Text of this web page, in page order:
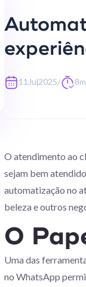
11 Jul,2025/ 8
O atendimento ao
sejam bem
automatização no
beleza e outros
O
Uma das
no WhatsApp